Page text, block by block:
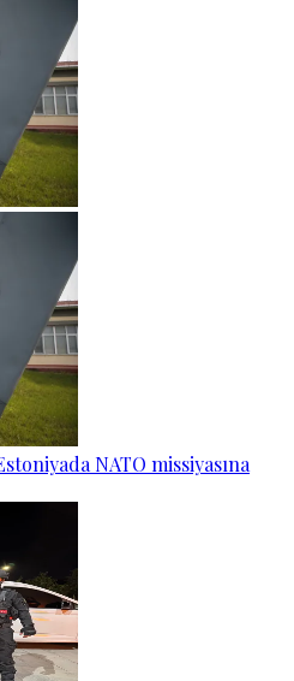
NATO missiyasına